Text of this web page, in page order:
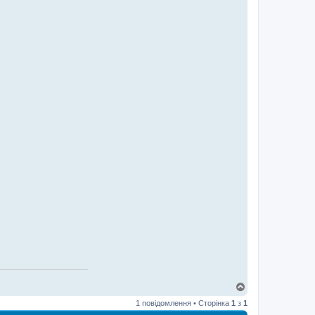
г
1 повідомлення • Сторінка 1 з 1